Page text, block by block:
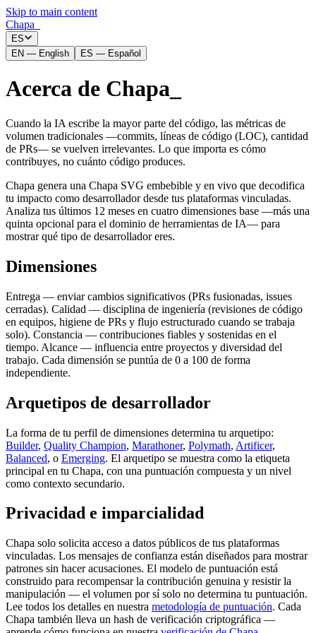
Skip to main content
Chapa
ES
EN — English ES — Español
Acerca de Chapa
Cuando la IA escribe la mayor parte del código, las métricas de
volumen tradicionales —commits, líneas de código (LOC), cantidad
de PRs— se vuelven irrelevantes. Lo que importa es cómo
contribuyes, no cuánto código produces.
Chapa genera una Chapa SVG embebible y en vivo que decodifica
tu impacto como desarrollador desde tus plataformas vinculadas.
Analiza tus últimos 12 meses en cuatro dimensiones base —más una
quinta opcional para el dominio de herramientas de IA— para
mostrar qué tipo de desarrollador eres.
Dimensiones
Entrega — enviar cambios significativos (PRs fusionadas, issues
cerradas). Calidad — disciplina de ingeniería (revisiones de código
en equipos, higiene de PRs y flujo estructurado cuando se trabaja
solo). Constancia — contribuciones fiables y sostenidas en el
tiempo. Alcance — influencia entre proyectos y diversidad del
trabajo. Cada dimensión se puntúa de 0 a 100 de forma
independiente.
Arquetipos de desarrollador
La forma de tu perfil de dimensiones determina tu arquetipo:
Builder, Quality Champion, Marathoner, Polymath, Artificer,
Balanced, o Emerging. El arquetipo se muestra como la etiqueta
principal en tu Chapa, con una puntuación compuesta y un nivel
como contexto secundario.
Privacidad e imparcialidad
Chapa solo solicita acceso a datos públicos de tus plataformas
vinculadas. Los mensajes de confianza están diseñados para mostrar
patrones sin hacer acusaciones. El modelo de puntuación está
construido para recompensar la contribución genuina y resistir la
manipulación — el volumen por sí solo no determina tu puntuación.
Lee todos los detalles en nuestra metodología de puntuación. Cada
Chapa también lleva un hash de verificación criptográfica —